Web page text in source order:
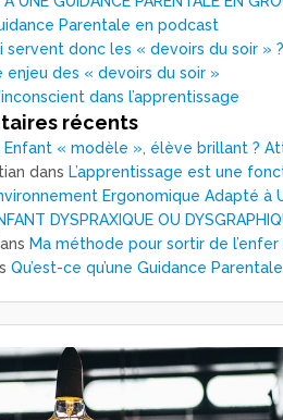
Parentale en podcast
servent donc les « devoirs du soir » ?
enjeu des « devoirs du soir »
dans l’apprentissage
récents
Enfant « modèle », élève brillant ?
dans L’apprentissage est une
Ergonomique Adapté à
DYSPRAXIQUE OU
Ma méthode pour sortir de l’enfer
Qu’est-ce qu’une Guidance